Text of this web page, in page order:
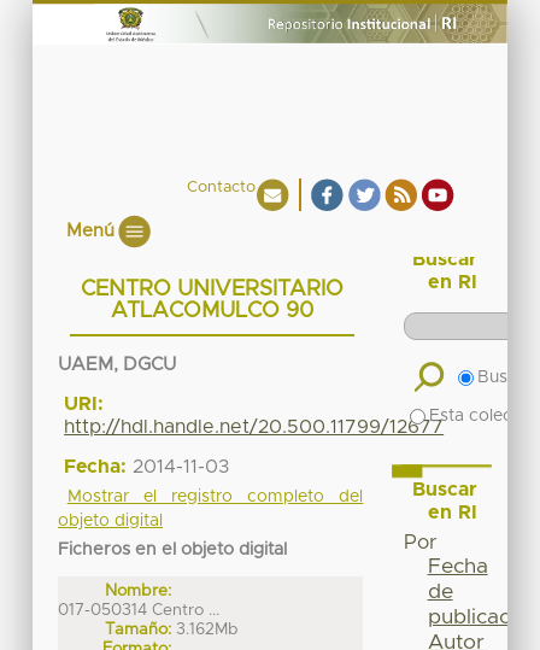
Contacto
Menú
CENTRO UNIVERSITARIO
ATLACOMULCO 90
UAEM, DGCU
URI:
http://hdl.handle.net/20.500.11799/12677
Fecha: 2014-11-03
Mostrar el registro completo del
objeto digital
Ficheros en el objeto digital
Nombre:
017-050314 Centro ...
Tamaño: 3.162Mb
Buscar
en RI
Buscar
Esta
Buscar
en RI
Por
Fecha
de
publicación
Autor